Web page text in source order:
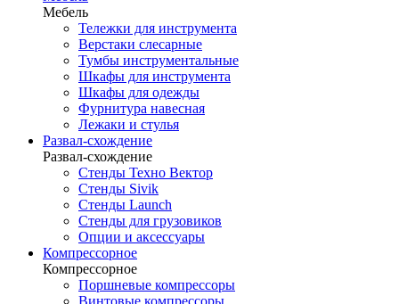
Мебель
Тележки для инструмента
Верстаки слесарные
Тумбы инструментальные
Шкафы для инструмента
Шкафы для одежды
Фурнитура навесная
Лежаки и стулья
Развал-схождение
Развал-схождение
Стенды Техно Вектор
Стенды Sivik
Стенды Launch
Стенды для грузовиков
Опции и аксессуары
Компрессорное
Компрессорное
Поршневые компрессоры
Винтовые компрессоры